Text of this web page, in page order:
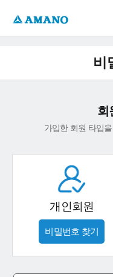
비
회
가입한 회원 타입
개인회원
비밀번호 찾기